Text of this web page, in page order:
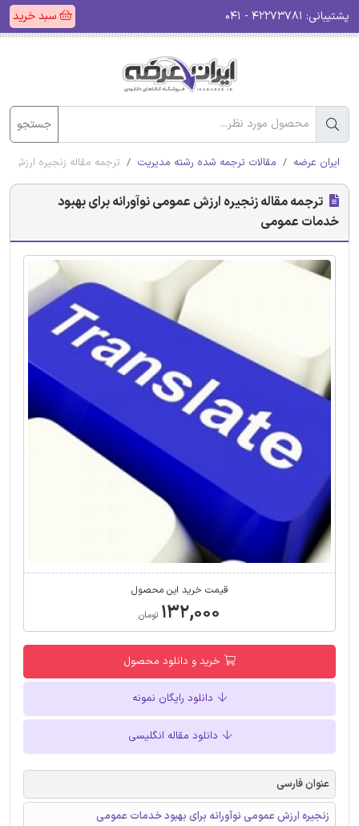
پشتیبانی: سبد خرید
جستجو
ایران عرضه مقالات ترجمه شده رشته مدیریت ترجمه مقاله زنجیره ارزش
ترجمه مقاله زنجیره ارزش عمومی نوآورانه برای بهبود
خدمات عمومی
قیمت خرید این محصول
۱۳۲,۰۰۰ تومان
خرید و دانلود محصول
دانلود رایگان نمونه
دانلود مقاله انگلیسی
عنوان فارسی
زنجیره ارزش عمومی نوآورانه برای بهبود خدمات عمومی